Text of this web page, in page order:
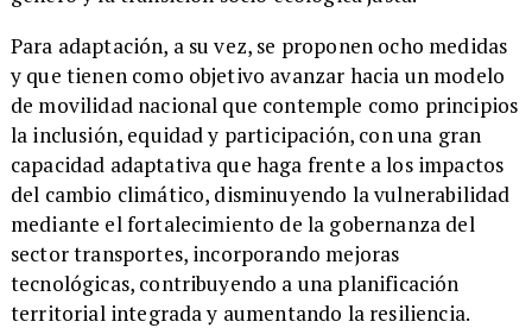
​Para adaptación, a su vez, se proponen ocho medidas
y que tienen como objetivo avanzar hacia un modelo
de movilidad nacional que contemple como principios
la inclusión, equidad y participación, con una gran
capacidad adaptativa que haga frente a los impactos
del cambio climático, disminuyendo la vulnerabilidad
mediante el fortalecimiento de la gobernanza del
sector transportes, incorporando mejoras
tecnológicas, contribuyendo a una planificación
territorial integrada y aumentando la resiliencia.